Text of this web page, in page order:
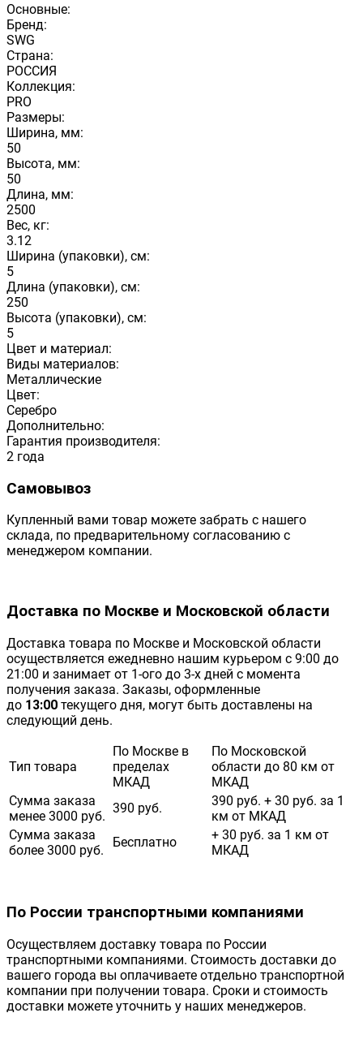
Основные:
Бренд:
SWG
Страна:
РОССИЯ
Коллекция:
PRO
Размеры:
Ширина, мм:
50
Высота, мм:
50
Длина, мм:
2500
Вес, кг:
3.12
Ширина (упаковки), см:
5
Длина (упаковки), см:
250
Высота (упаковки), см:
5
Цвет и материал:
Виды материалов:
Металлические
Цвет:
Серебро
Дополнительно:
Гарантия производителя:
2 года
Самовывоз
Купленный вами товар можете забрать с нашего
склада, по предварительному согласованию с
менеджером компании.
Доставка по Москве и Московской области
Доставка товара по Москве и Московской области
осуществляется ежедневно нашим курьером с 9:00 до
21:00 и занимает от 1-ого до 3-х дней с момента
получения заказа. Заказы, оформленные
до 13:00 текущего дня, могут быть доставлены на
следующий день.
Тип товара
По Москве в
пределах
МКАД
По Московской
области до 80 км от
МКАД
Сумма заказа
менее 3000 руб.
390 руб.
390 руб. + 30 руб. за 1
км от МКАД
Сумма заказа
более 3000 руб.
Бесплатно
+ 30 руб. за 1 км от
МКАД
По России транспортными компаниями
Осуществляем доставку товара по России
транспортными компаниями. Стоимость доставки до
вашего города вы оплачиваете отдельно транспортной
компании при получении товара. Сроки и стоимость
доставки можете уточнить у наших менеджеров.